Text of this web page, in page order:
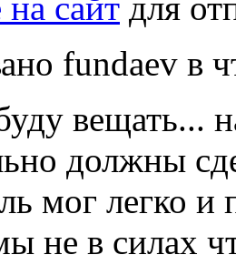
сайт для
fundaev в
вещать...
должны
мог легко
не в силах